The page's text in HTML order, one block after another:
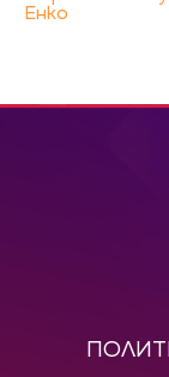
Енко